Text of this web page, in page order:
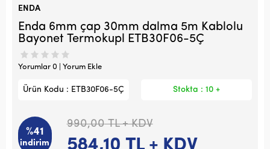
ENDA
Enda 6mm çap 30mm dalma 5m Kablolu
Bayonet Termokupl ETB30F06-5Ç
Yorumlar 0 | Yorum Ekle
Ürün Kodu : ETB30F06-5Ç Stokta : 10 +
%41
indirim
990,00TL + KDV